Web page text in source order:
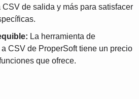
de salida y más para satisfacer
La herramienta de
CSV de ProperSoft tiene un precio
que ofrece.